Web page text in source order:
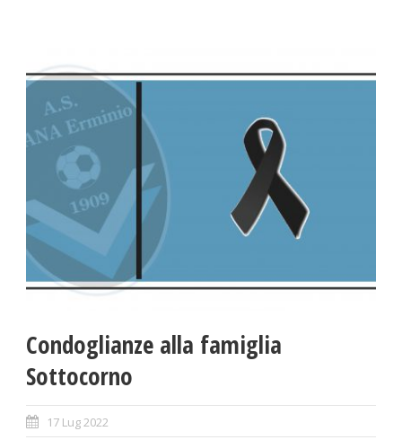
Condoglianze alla famiglia
Sottocorno
17 Lug 2022